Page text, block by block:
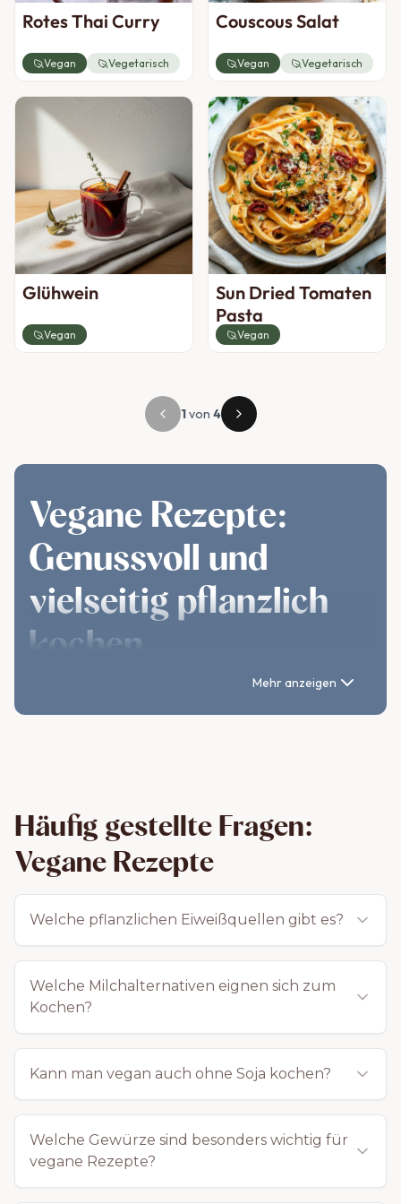
Rotes Thai Curry
Vegan Vegetarisch
Couscous Salat
Vegan Vegetarisch
Glühwein
Vegan
Sun Dried Tomaten
Pasta
Vegan
1von 4
Vegane Rezepte:
Genussvoll und
vielseitig pflanzlich
kochen
Eine vegane Ernährung ist längst mehr als ein Trend – sie
kreieren. Mit den richtigen Zutaten, Gewürzen und
Zubereitungsmethoden wird jedes Gericht zu einem
echten Geschmackserlebnis.
Warum eine vegane
Ernährung?
Die Entscheidung für eine vegane Ernährung kann viele
Gründe haben. Gesundheitliche Vorteile wie eine
bessere Verdauung, ein stabiler Blutzuckerspiegel und
Ballaststoffen sprechen dafür. Zudem hat die
pflanzliche Küche eine positive ökologische Wirkung, da
der Verzicht auf tierische Produkte den CO₂-Ausstoß
Mehr anzeigen
Häufig gestellte Fragen:
Vegane Rezepte
Welche pflanzlichen Eiweißquellen gibt es?
Welche Milchalternativen eignen sich zum
Kochen?
Kann man vegan auch ohne Soja kochen?
Welche Gewürze sind besonders wichtig für
vegane Rezepte?